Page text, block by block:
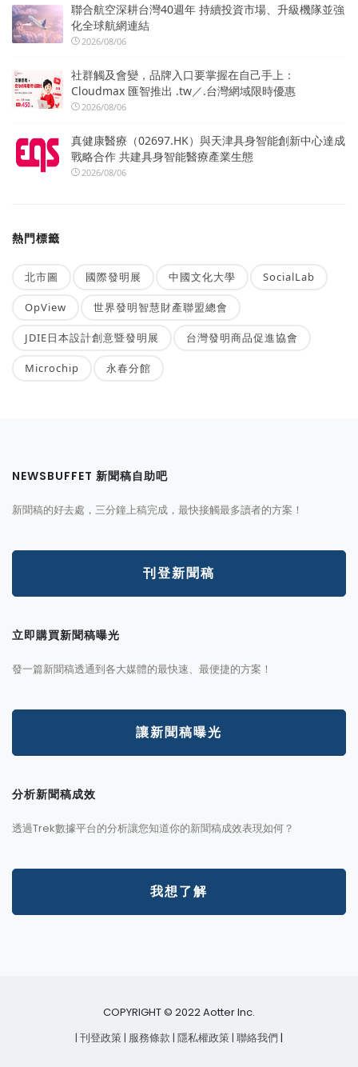
聯合航空深耕台灣40週年 持續投資市場、升級機隊並強
化全球航網連結
2026/08/06
社群觸及會變，品牌入口要掌握在自己手上：
Cloudmax 匯智推出 .tw／.台灣網域限時優惠
2026/08/06
真健康醫療（02697.HK）與天津具身智能創新中心達成
戰略合作 共建具身智能醫療產業生態
2026/08/06
熱門標籤
北市圖 國際發明展 中國文化大學 SocialLab
OpView 世界發明智慧財產聯盟總會
JDIE日本設計創意暨發明展 台灣發明商品促進協會
Microchip 永春分館
NEWSBUFFET 新聞稿自助吧
新聞稿的好去處，三分鐘上稿完成，最快接觸最多讀者的方案！
刊登新聞稿
立即購買新聞稿曝光
發一篇新聞稿透通到各大媒體的最快速、最便捷的方案！
讓新聞稿曝光
分析新聞稿成效
透過Trek數據平台的分析讓您知道你的新聞稿成效表現如何？
我想了解
COPYRIGHT © 2022 Aotter Inc.
| 刊登政策| 服務條款 | 隱私權政策| 聯絡我們 |